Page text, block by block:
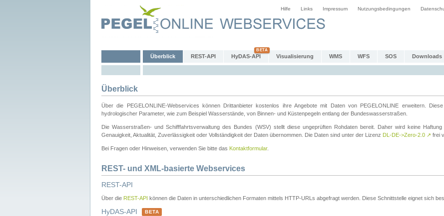
Hilfe Links Impressum Nutzungsbedingungen
Überblick REST-API HyDAS-API Visualisierung WMS WFS SOS Downloads
Überblick
Über die PEGELONLINE-Webservices können Drittanbieter kostenlos ihre Angebote mit Daten von PEGELONLINE erweitern.
hydrologischer Parameter, wie zum Beispiel Wasserstände, von Binnen- und Küstenpegeln entlang der Bundeswasserstraßen.
Die Wasserstraßen- und Schifffahrtsverwaltung des Bundes (WSV) stellt diese ungeprüften Rohdaten bereit. Daher wird keine
Genauigkeit, Aktualität, Zuverlässigkeit oder Vollständigkeit der Daten übernommen. Die Daten sind unter der Lizenz DL-DE->Zero-2.0 ↗ frei
Bei Fragen oder Hinweisen, verwenden Sie bitte das Kontaktformular.
REST- und XML-basierte Webservices
REST-API
Über die REST-API können die Daten in unterschiedlichen Formaten mittels HTTP-URLs abgefragt werden. Diese Schnittstelle eignet sich
HyDAS-API BETA